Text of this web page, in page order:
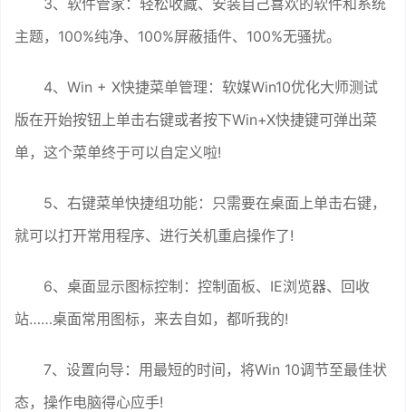
3、软件管家：轻松收藏、安装自己喜欢的软件和系统
主题，100%纯净、100%屏蔽插件、100%无骚扰。
4、Win + X快捷菜单管理：软媒Win10优化大师测试
版在开始按钮上单击右键或者按下Win+X快捷键可弹出菜
单，这个菜单终于可以自定义啦!
5、右键菜单快捷组功能：只需要在桌面上单击右键，
就可以打开常用程序、进行关机重启操作了!
6、桌面显示图标控制：控制面板、IE浏览器、回收
站……桌面常用图标，来去自如，都听我的!
7、设置向导：用最短的时间，将Win 10调节至最佳状
态，操作电脑得心应手!